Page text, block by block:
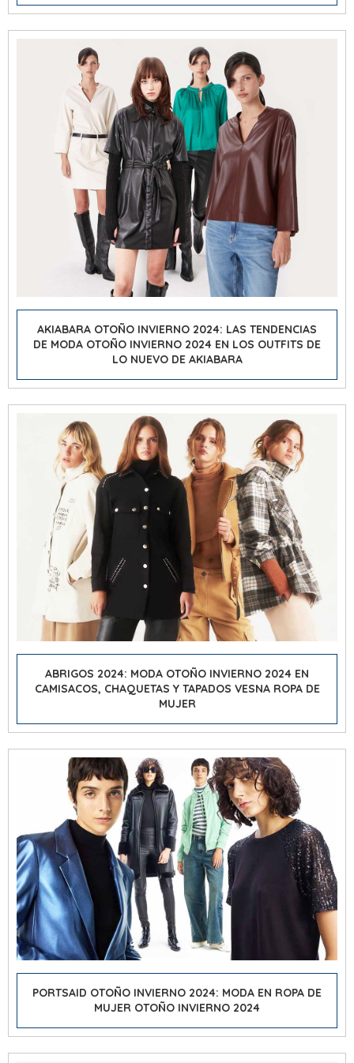
AKIABARA OTOÑO INVIERNO 2024: LAS TENDENCIAS
DE MODA OTOÑO INVIERNO 2024 EN LOS OUTFITS DE
LO NUEVO DE AKIABARA
ABRIGOS 2024: MODA OTOÑO INVIERNO 2024 EN
CAMISACOS, CHAQUETAS Y TAPADOS VESNA ROPA DE
MUJER
PORTSAID OTOÑO INVIERNO 2024: MODA EN ROPA DE
MUJER OTOÑO INVIERNO 2024